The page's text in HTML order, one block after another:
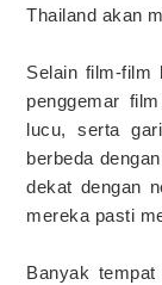
Thailand akan
Selain film-film
penggemar
lucu, serta
berbeda
dekat dengan
mereka pasti
Banyak